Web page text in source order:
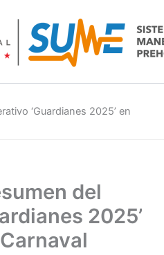
‘Guardianes 2025’ en
del
2025’